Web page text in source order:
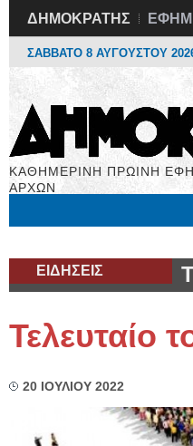
ΔΗΜΟΚΡΑΤΗΣ
ΣΑΒΒΑΤΟ 8 ΑΥΓΟΥΣΤΟΥ
ΚΑΘΗΜΕΡΙΝΗ ΠΡΩΙΝΗ
ΑΡΧΩΝ
ΕΙΔΗΣΕΙΣ
Τελευταίο
20 ΙΟΥΛΙΟΥ 2022